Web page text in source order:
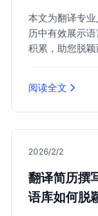
本文为翻译专
历中有效展示
积累，助您脱颖
阅读全文
2026/2/2
翻译简历撰
语库如何脱